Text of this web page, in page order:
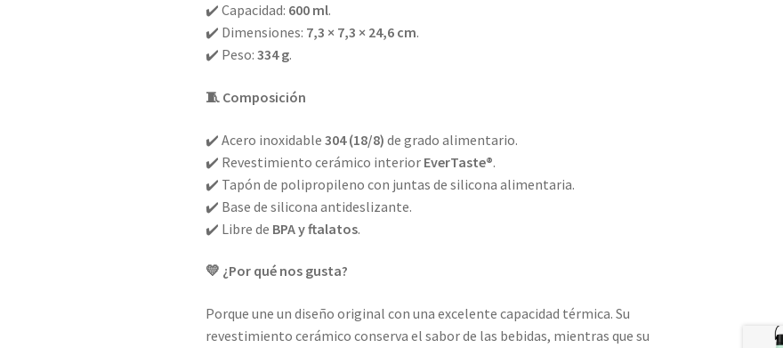
✔️ Capacidad: 600 ml.
✔️ Dimensiones: 7,3 × 7,3 × 24,6 cm.
✔️ Peso:334 g.
🧵 Composición
✔️ Acero inoxidable304 (18/8) de grado alimentario.
✔️ Revestimiento cerámico interior EverTaste®.
✔️ Tapón de polipropileno con juntas de silicona alimentaria.
✔️ Base de silicona antideslizante.
✔️ Libre de BPA y ftalatos.
💛 ¿Por qué nos gusta?
Porque une un diseño original con una excelente capacidad térmica. Su
revestimiento cerámico conserva el sabor de las bebidas, mientras que su